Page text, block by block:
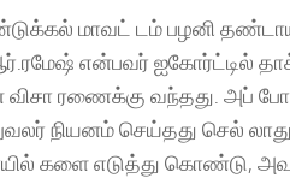
மாவட் டம் பழனி
என்பவர் ஐகோர்ட்டில்
விசா ரணைக்கு வந்தது. அப்
நியனம் செய்தது செல்
களை எடுத்து கொண்டு,